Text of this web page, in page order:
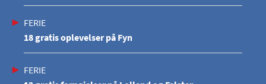
FERIE
18 gratis oplevelser på Fyn
FERIE